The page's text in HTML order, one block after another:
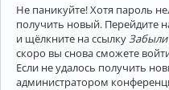
Не паникуйте! Хотя пароль
получить новый. Перейдите
и щёлкните на ссылку
скоро вы снова сможете
Если не удалось получить
администратором